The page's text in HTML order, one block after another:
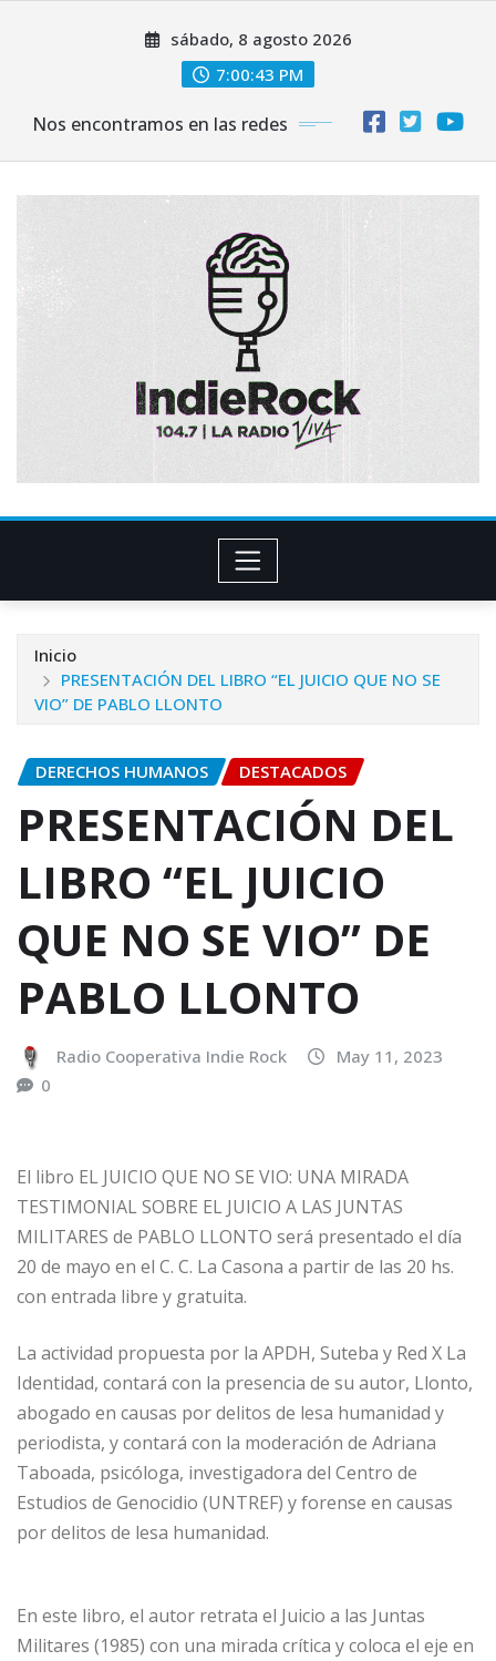
sábado, 8 agosto 2026
7:00:44 PM
Nos encontramos en las redes
Inicio
PRESENTACIÓN DEL LIBRO “EL JUICIO QUE NO SE
VIO” DE PABLO LLONTO
DERECHOS HUMANOS DESTACADOS
PRESENTACIÓN DEL
LIBRO “EL JUICIO
QUE NO SE VIO” DE
PABLO LLONTO
Radio Cooperativa Indie Rock
May 11, 2023
0
El libro EL JUICIO QUE NO SE VIO: UNA MIRADA
TESTIMONIAL SOBRE EL JUICIO A LAS JUNTAS
MILITARES de PABLO LLONTO será presentado el día
20 de mayo en el C. C. La Casona a partir de las 20 hs.
con entrada libre y gratuita.
La actividad propuesta por la APDH, Suteba y Red X La
Identidad, contará con la presencia de su autor, Llonto,
abogado en causas por delitos de lesa humanidad y
periodista, y contará con la moderación de Adriana
Taboada, psicóloga, investigadora del Centro de
Estudios de Genocidio (UNTREF) y forense en causas
por delitos de lesa humanidad.
En este libro, el autor retrata el Juicio a las Juntas
Militares (1985) con una mirada crítica y coloca el eje en